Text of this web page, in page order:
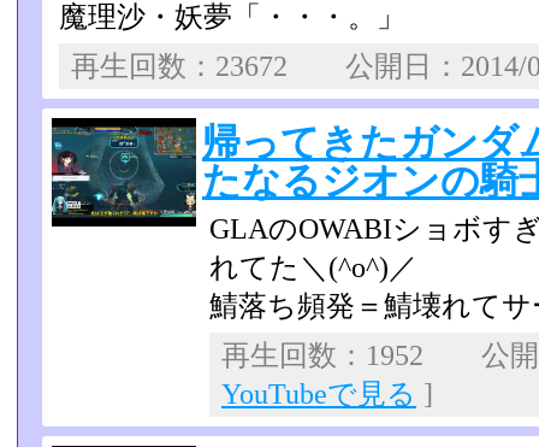
魔理沙・妖夢「・・・。」
再生回数：23672 公開日：
帰ってきたガンダ
たなるジオンの騎
GLAのOWABIショボす
れてた＼(^o^)／
鯖落ち頻発＝鯖壊れて
再生回数：1952 公
YouTubeで見る ]